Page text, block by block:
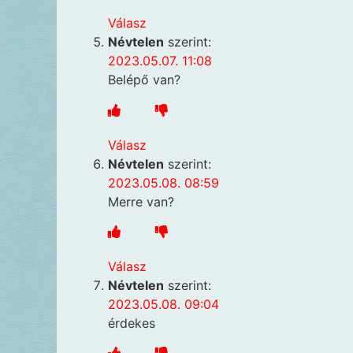
Válasz
Névtelen szerint:
2023.05.07. 11:08
Belépő van?
Válasz
Névtelen szerint:
2023.05.08. 08:59
Merre van?
Válasz
Névtelen szerint:
2023.05.08. 09:04
érdekes